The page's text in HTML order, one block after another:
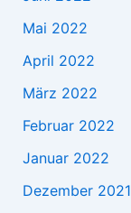
Mai 2022
April 2022
März 2022
Februar 2022
Januar 2022
Dezember 2021